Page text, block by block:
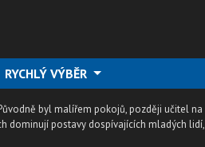
RYCHLÝ VÝBĚR
byl malířem pokojů, později učitel na
dominují postavy dospívajících mladých lidí,